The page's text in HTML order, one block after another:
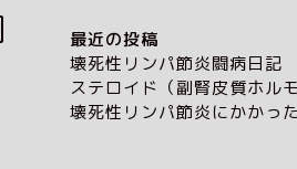
最近の投稿
壊死性リンパ節炎闘病日記
ステロイド（副腎皮質ホル
壊死性リンパ節炎にかかっ